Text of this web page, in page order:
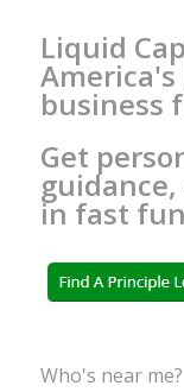
Liquid
business
Get
in fast
Who's near me?